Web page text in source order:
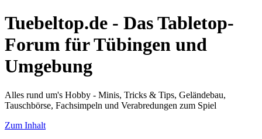
Tuebeltop.de - Das Tabletop-
Forum für Tübingen und
Umgebung
Alles rund um's Hobby - Minis, Tricks & Tips, Geländebau,
Tauschbörse, Fachsimpeln und Verabredungen zum Spiel
Zum Inhalt